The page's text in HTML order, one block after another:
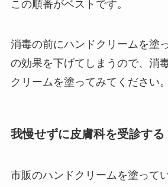
この順番がベストです。
消毒の前にハンドクリームを塗
の効果を下げてしまうので、消
クリームを塗ってみてください。
我慢せずに皮膚科を受診する
市販のハンドクリームを塗って